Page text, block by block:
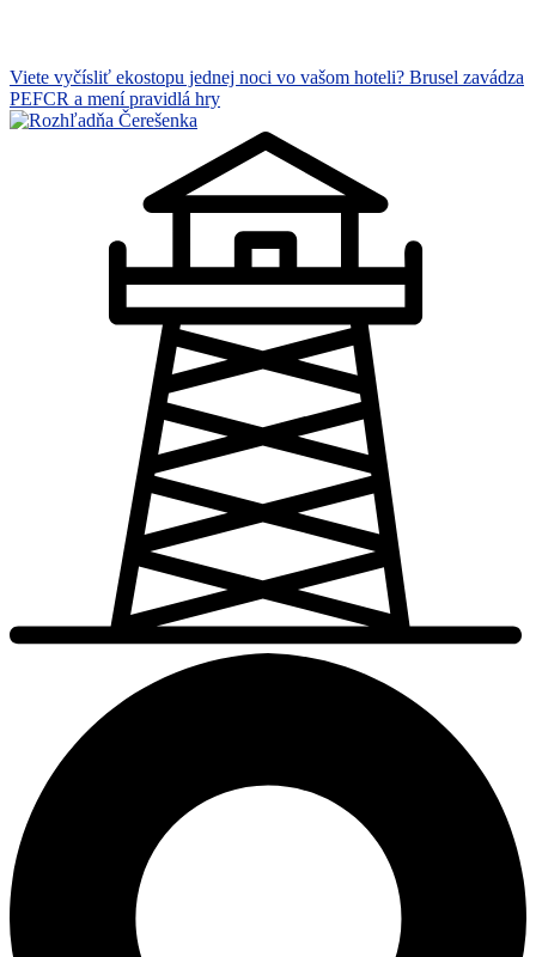
Viete vyčísliť ekostopu jednej noci vo vašom hoteli? Brusel zavádza
PEFCR a mení pravidlá hry